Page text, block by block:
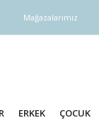
Mağazalarımız
ERKEK ÇOCUK